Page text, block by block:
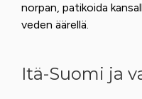
norpan, patikoida
veden äärellä.
Itä-Suomi ja